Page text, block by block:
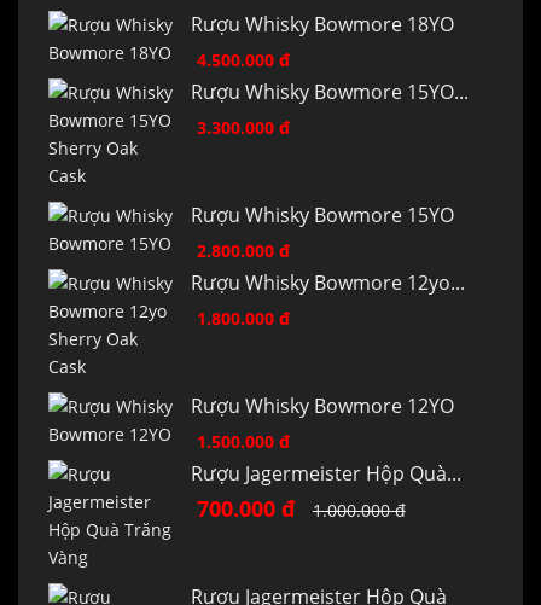
Rượu Whisky Bowmore 18YO
4.500.000 đ
Rượu Whisky Bowmore 15YO...
3.300.000 đ
Rượu Whisky Bowmore 15YO
2.800.000 đ
Rượu Whisky Bowmore 12yo...
1.800.000 đ
Rượu Whisky Bowmore 12YO
1.500.000 đ
Rượu Jagermeister Hộp Quà...
700.000 đ 1.000.000 đ
Rượu Jagermeister Hộp Quà